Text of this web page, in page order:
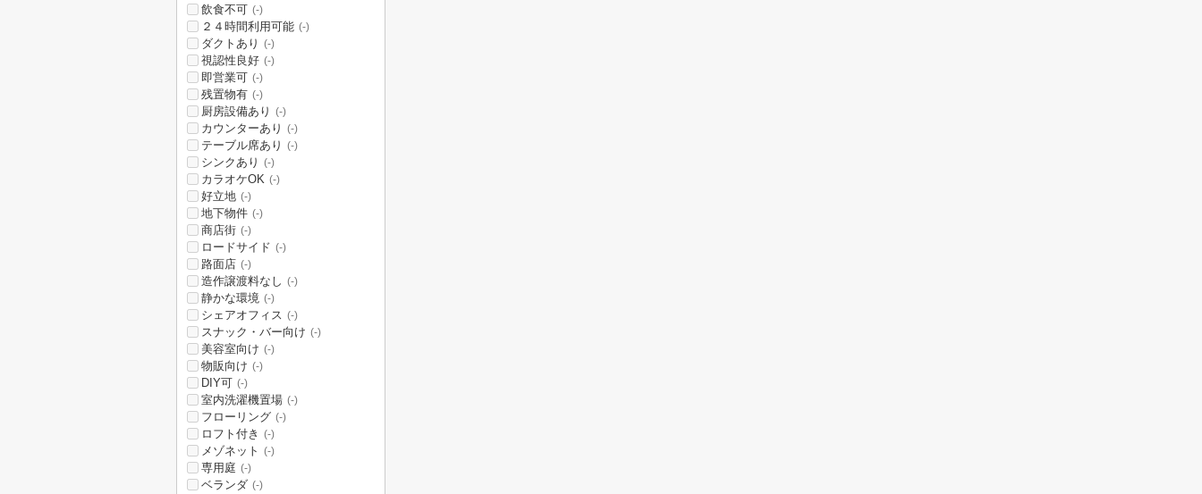
飲食不可 (-)
２４時間利用可能 (-)
ダクトあり (-)
視認性良好 (-)
即営業可 (-)
残置物有 (-)
厨房設備あり (-)
カウンターあり (-)
テーブル席あり (-)
シンクあり (-)
カラオケOK (-)
好立地 (-)
地下物件 (-)
商店街 (-)
ロードサイド (-)
路面店 (-)
造作譲渡料なし (-)
静かな環境 (-)
シェアオフィス (-)
スナック・バー向け (-)
美容室向け (-)
物販向け (-)
DIY可 (-)
室内洗濯機置場 (-)
フローリング (-)
ロフト付き (-)
メゾネット (-)
専用庭 (-)
ベランダ (-)